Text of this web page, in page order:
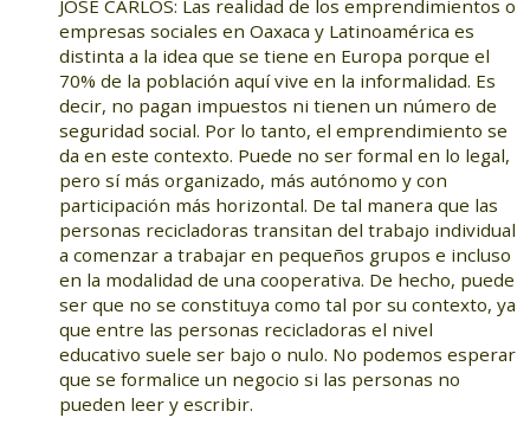
JOSÉ CARLOS: Las realidad de los emprendimientos o
empresas sociales en Oaxaca y Latinoamérica es
distinta a la idea que se tiene en Europa porque el
70% de la población aquí vive en la informalidad. Es
decir, no pagan impuestos ni tienen un número de
seguridad social. Por lo tanto, el emprendimiento se
da en este contexto. Puede no ser formal en lo legal,
pero sí más organizado, más autónomo y con
participación más horizontal. De tal manera que las
personas recicladoras transitan del trabajo individual
a comenzar a trabajar en pequeños grupos e incluso
en la modalidad de una cooperativa. De hecho, puede
ser que no se constituya como tal por su contexto, ya
que entre las personas recicladoras el nivel
educativo suele ser bajo o nulo. No podemos esperar
que se formalice un negocio si las personas no
pueden leer y escribir.